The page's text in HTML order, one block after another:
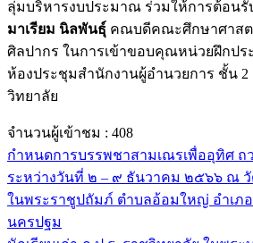
ลุ่มบริหารงบประมาณ ร่วมให้การต้อนรั
มาเรียม นิลพันธุ์ คณบดีคณะศึกษาศาสต
ศิลปากร ในการเข้าขอบคุณหน่วยฝึกป
ห้องประชุมสำนักงานผู้อำนวยการ ชั้น 2
วิทยาลัย
จำนวนผู้เข้าชม : 408
กำหนดการบรรพชาสามเณรเพื่ออุทิศ ถ
ระหว่างวันที่ ๒ – ๙ ธันวาคม ๒๕๖๖ ณ
ในพระราชูปถัมภ์ ตำบลอ้อมใหญ่ อำเภ
นครปฐม